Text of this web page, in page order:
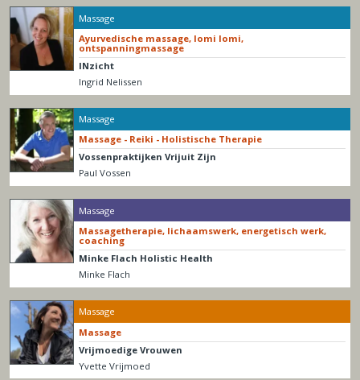
Massage
Ayurvedische massage, lomi lomi,
ontspanningmassage
INzicht
Ingrid Nelissen
Massage
Massage - Reiki - Holistische Therapie
Vossenpraktijken Vrijuit Zijn
Paul Vossen
Massage
Massagetherapie, lichaamswerk, energetisch werk,
coaching
Minke Flach Holistic Health
Minke Flach
Massage
Massage
Vrijmoedige Vrouwen
Yvette Vrijmoed